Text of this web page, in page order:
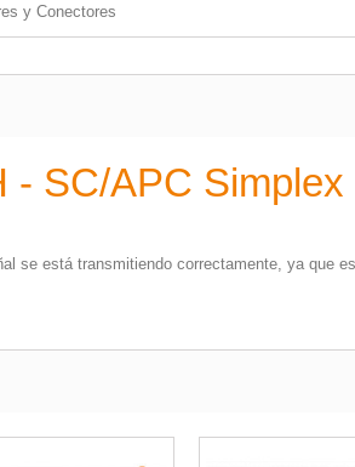
y Conectores
- SC/APC Simplex
se está transmitiendo correctamente, ya que